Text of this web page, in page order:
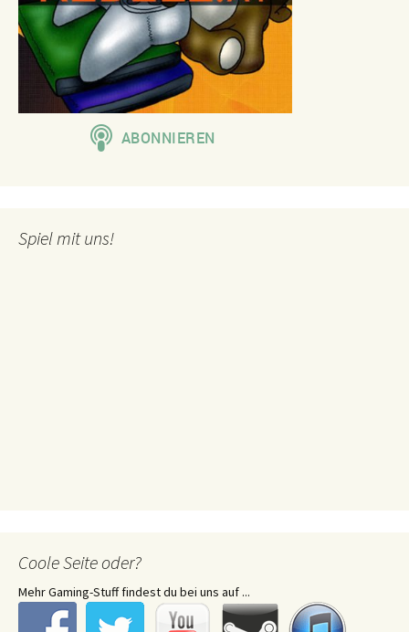
Spiel mit uns!
Coole Seite oder?
Mehr Gaming-Stuff findest du bei uns auf ...